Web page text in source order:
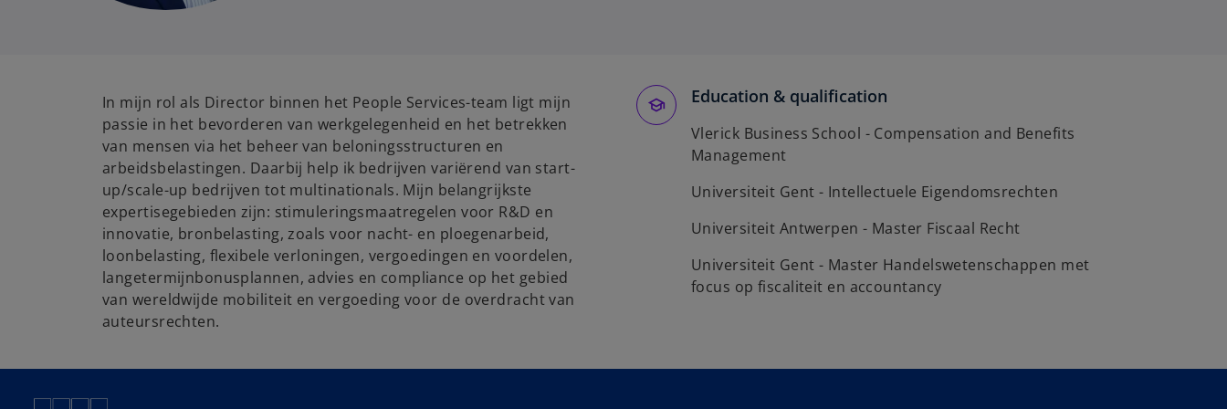
i
n
a
n
e
w
t
a
b
In mijn rol als Director binnen het People Services-team ligt mijn
passie in het bevorderen van werkgelegenheid en het betrekken
van mensen via het beheer van beloningsstructuren en
arbeidsbelastingen. Daarbij help ik bedrijven variërend van start-
up/scale-up bedrijven tot multinationals. Mijn belangrijkste
expertisegebieden zijn: stimuleringsmaatregelen voor R&D en
innovatie, bronbelasting, zoals voor nacht- en ploegenarbeid,
loonbelasting, flexibele verloningen, vergoedingen en voordelen,
langetermijnbonusplannen, advies en compliance op het gebied
van wereldwijde mobiliteit en vergoeding voor de overdracht van
auteursrechten.
Education & qualification
Vlerick Business School - Compensation and Benefits
Management
Universiteit Gent - Intellectuele Eigendomsrechten
Universiteit Antwerpen - Master Fiscaal Recht
Universiteit Gent - Master Handelswetenschappen met
focus op fiscaliteit en accountancy